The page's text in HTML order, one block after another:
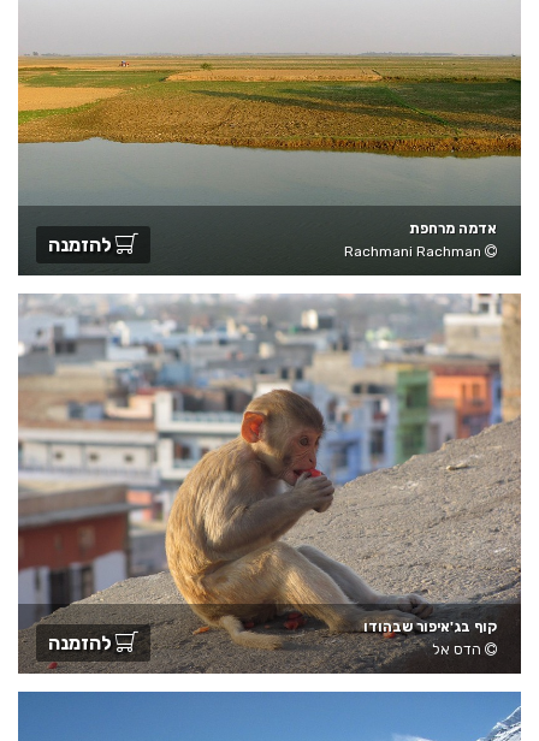
אדמה מרחפת
Rachmani Rachman
להזמנה
קוף בג'איפור שבהודו
הדס אל
להזמנה